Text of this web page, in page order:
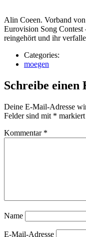
Alin Coeen. Vorband
Eurovision Song
reingehört und ihr
Categories:
moegen
Schreibe einen
Deine E-Mail-Adresse
Felder sind mit * markiert
Kommentar *
Name
E-Mail-Adresse